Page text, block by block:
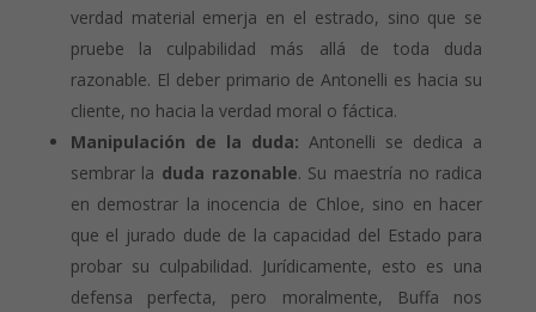
verdad material emerja en el estrado, sino que se
pruebe la culpabilidad más allá de toda duda
razonable. El deber primario de Antonelli es hacia su
cliente, no hacia la verdad moral o fáctica.
Manipulación de la duda: Antonelli se dedica a
sembrar la duda razonable. Su maestría no radica
en demostrar la inocencia de Chloe, sino en hacer
que el jurado dude de la capacidad del Estado para
probar su culpabilidad. Jurídicamente, esto es una
defensa perfecta, pero moralmente, Buffa nos